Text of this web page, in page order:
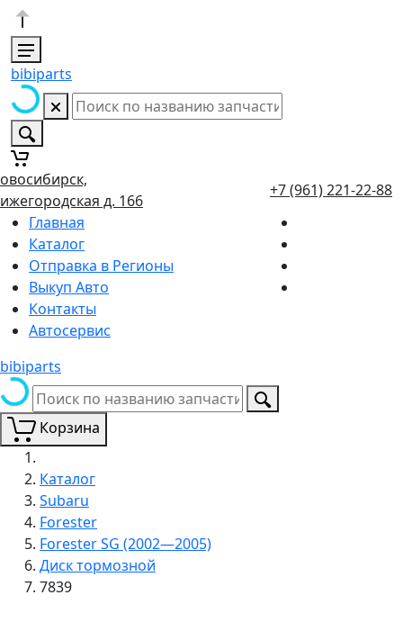
bibiparts
д. 166
+7 (961) 221-22-88
Главная
Каталог
Отправка в Регионы
Выкуп Авто
Контакты
Автосервис
bibiparts
Корзина
Каталог
Subaru
Forester
Forester SG (2002—2005)
Диск тормозной
7839